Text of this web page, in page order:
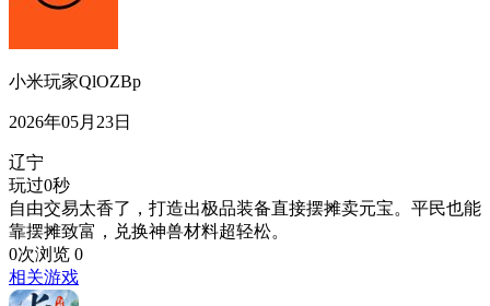
小米玩家QlOZBp
2026年05月23日
辽宁
玩过0秒
自由交易太香了，打造出极品装备直接摆摊卖元宝。平民也能
靠摆摊致富，兑换神兽材料超轻松。
0次浏览 0
相关游戏